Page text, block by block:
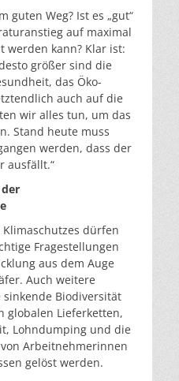
guten Weg? Ist es „gut“
auf maximal
werden kann? Klar ist:
größer sind die
das Öko-
auch auf die
wir alles tun, um das
Stand heute muss
werden, dass der
ausfällt.“
dürfen
Fragestellungen
aus dem Auge
Auch weitere
Biodiversität
globalen Lieferketten,
Lohndumping und die
Arbeitnehmerinnen
gelöst werden.